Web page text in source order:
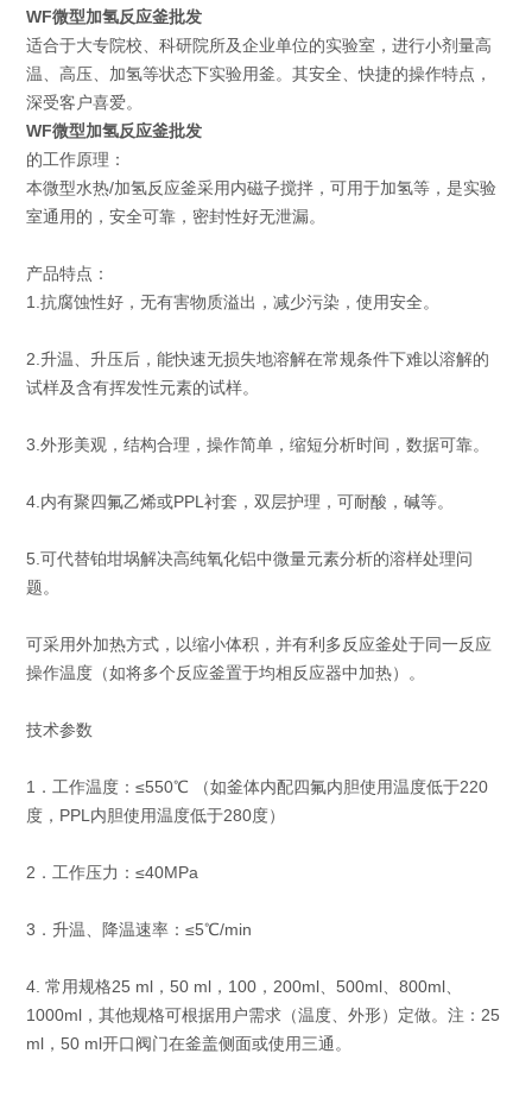
WF微型加氢反应釜批发
适合于大专院校、科研院所及企业单位的实验室，进行小剂量高
温、高压、加氢等状态下实验用釜。其安全、快捷的操作特点，
深受客户喜爱。
WF微型加氢反应釜批发
的工作原理：
本微型水热/加氢反应釜采用内磁子搅拌，可用于加氢等，是实验
室通用的，安全可靠，密封性好无泄漏。
产品特点：
1.抗腐蚀性好，无有害物质溢出，减少污染，使用安全。
2.升温、升压后，能快速无损失地溶解在常规条件下难以溶解的
试样及含有挥发性元素的试样。
3.外形美观，结构合理，操作简单，缩短分析时间，数据可靠。
4.内有聚四氟乙烯或PPL衬套，双层护理，可耐酸，碱等。
5.可代替铂坩埚解决高纯氧化铝中微量元素分析的溶样处理问
题。
可采用外加热方式，以缩小体积，并有利多反应釜处于同一反应
操作温度（如将多个反应釜置于均相反应器中加热）。
技术参数
1．工作温度：≤550℃ （如釜体内配四氟内胆使用温度低于220
度，PPL内胆使用温度低于280度）
2．工作压力：≤40MPa
3．升温、降温速率：≤5℃/min
4. 常用规格25 ml，50 ml，100，200ml、500ml、800ml、
1000ml，其他规格可根据用户需求（温度、外形）定做。注：25
ml，50 ml开口阀门在釜盖侧面或使用三通。